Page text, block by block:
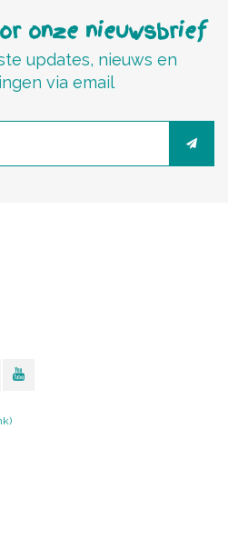
onze nieuwsbrief
updates, nieuws en
via email